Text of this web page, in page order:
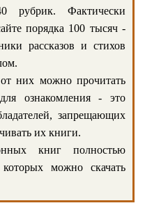
рубрик. Фактически
порядка 100 тысяч -
рассказов и стихов
них можно прочитать
ознакомления - это
запрещающих
их книги.
книг полностью
можно скачать